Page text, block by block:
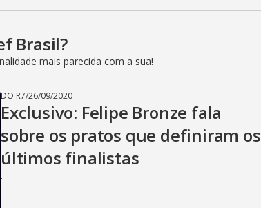
Brasil?
mais parecida com a sua!
DO R7/26/09/2020
Exclusivo: Felipe Bronze fala
sobre os pratos que definiram os
últimos finalistas
.